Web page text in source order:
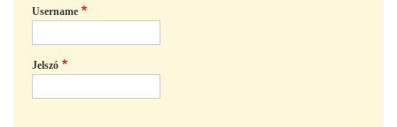
Username
Jelszó